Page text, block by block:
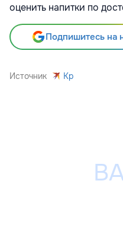
оценить напитки по
Подпишитесь на
Источник Kp